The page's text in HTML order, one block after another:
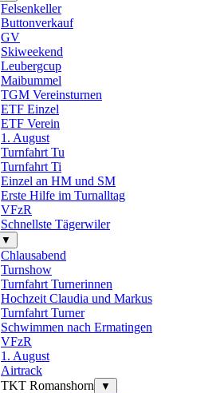
Felsenkeller
Buttonverkauf
GV
Skiweekend
Leubergcup
Maibummel
TGM Vereinsturnen
ETF Einzel
ETF Verein
1. August
Turnfahrt Tu
Turnfahrt Ti
Einzel an HM und SM
Erste Hilfe im Turnalltag
VFzR
Schnellste Tägerwiler
▼
Chlausabend
Turnshow
Turnfahrt Turnerinnen
Hochzeit Claudia und Markus
Turnfahrt Turner
Schwimmen nach Ermatingen
VFzR
1. August
Airtrack
TKT Romanshorn
▼